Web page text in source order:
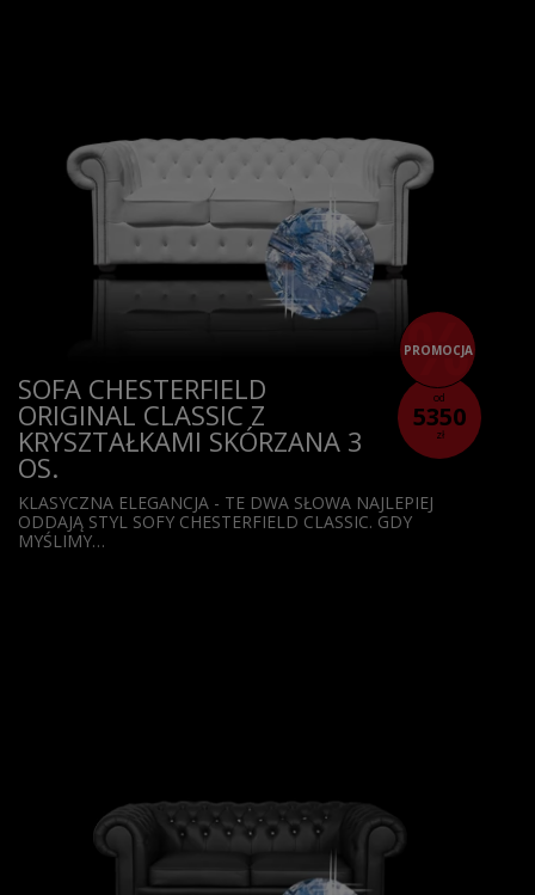
PROMOCJA
od
5350
zł
SOFA CHESTERFIELD
ORIGINAL CLASSIC Z
KRYSZTAŁKAMI SKÓRZANA 3
OS.
KLASYCZNA ELEGANCJA - TE DWA SŁOWA NAJLEPIEJ
ODDAJĄ STYL SOFY CHESTERFIELD CLASSIC. GDY
MYŚLIMY…